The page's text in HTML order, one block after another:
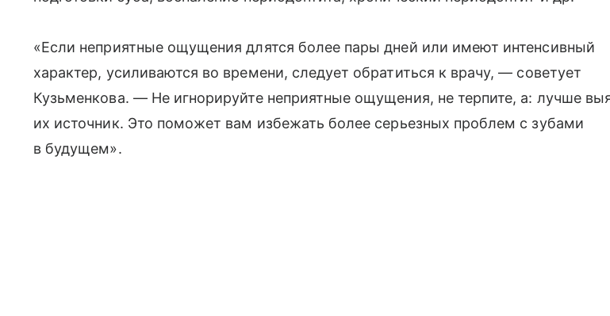
«Если неприятные ощущения длятся более пары дней или имеют интенсивный
характер, усиливаются во времени, следует обратиться к врачу, — советует
Кузьменкова. — Не игнорируйте неприятные ощущения, не терпите, а: лучше
их источник. Это поможет вам избежать более серьезных проблем с зубами
в будущем».